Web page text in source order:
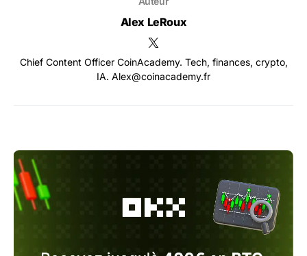
Alex LeRoux
Chief Content Officer CoinAcademy. Tech, finances, crypto,
IA. Alex@coinacademy.fr